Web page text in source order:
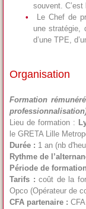
souvent. C’est
Le Chef de
une stratégie,
d’une TPE,
Organisation
Formation
Lieu de formation :
le GRETA Lille
Durée : 1 an (nb
Rythme de
Période de
Tarifs :coût de la
Opco (Opérateur de
CFA partenaire :